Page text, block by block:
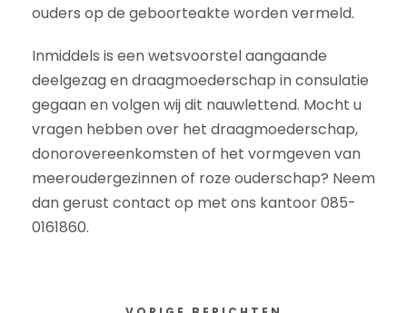
ouders op de geboorteakte worden vermeld.
Inmiddels is een wetsvoorstel aangaande
deelgezag en draagmoederschap in consulatie
gegaan en volgen wij dit nauwlettend. Mocht u
vragen hebben over het draagmoederschap,
donorovereenkomsten of het vormgeven van
meeroudergezinnen of roze ouderschap? Neem
dan gerust contact op met ons kantoor 085-
0161860.